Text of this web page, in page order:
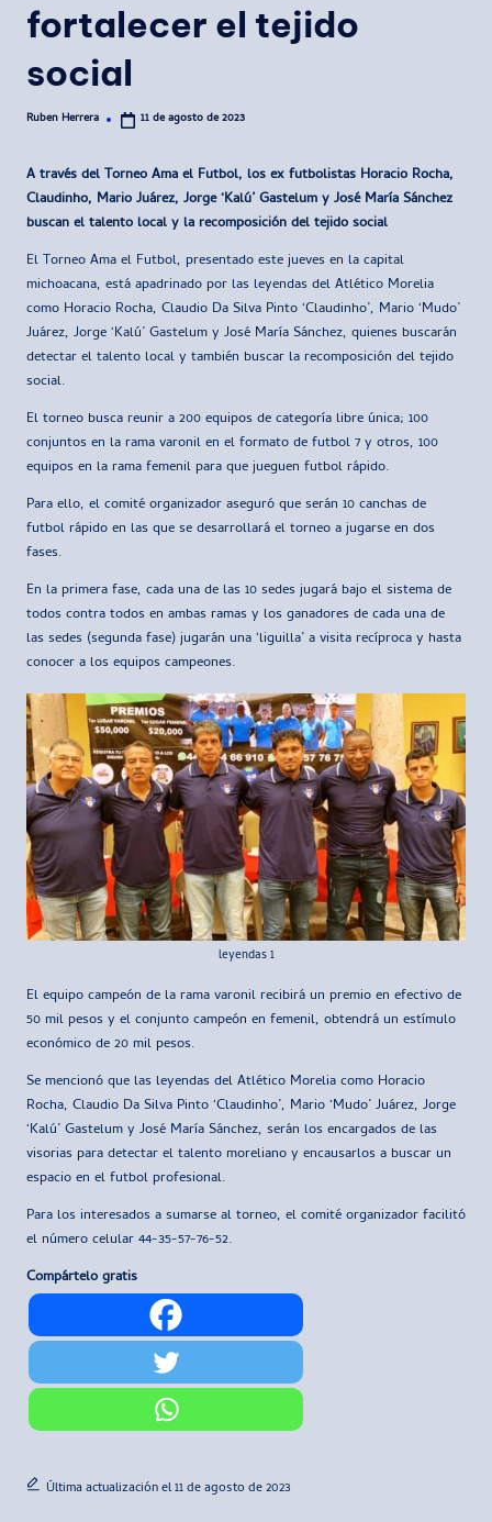
fortalecer el tejido
social
Publicado
Ruben Herrera 11 de agosto de 2023
A través del Torneo Ama el Futbol, los ex futbolistas Horacio Rocha,
Claudinho, Mario Juárez, Jorge ‘Kalú’ Gastelum y José María Sánchez
buscan el talento local y la recomposición del tejido social
El Torneo Ama el Futbol, presentado este jueves en la capital
michoacana, está apadrinado por las leyendas del Atlético Morelia
como Horacio Rocha, Claudio Da Silva Pinto ‘Claudinho’, Mario ‘Mudo’
Juárez, Jorge ‘Kalú’ Gastelum y José María Sánchez, quienes buscarán
detectar el talento local y también buscar la recomposición del tejido
social.
El torneo busca reunir a 200 equipos de categoría libre única; 100
conjuntos en la rama varonil en el formato de futbol 7 y otros, 100
equipos en la rama femenil para que jueguen futbol rápido.
Para ello, el comité organizador aseguró que serán 10 canchas de
futbol rápido en las que se desarrollará el torneo a jugarse en dos
fases.
En la primera fase, cada una de las 10 sedes jugará bajo el sistema de
todos contra todos en ambas ramas y los ganadores de cada una de
las sedes (segunda fase) jugarán una ‘liguilla’ a visita recíproca y hasta
conocer a los equipos campeones.
leyendas 1
El equipo campeón de la rama varonil recibirá un premio en efectivo de
50 mil pesos y el conjunto campeón en femenil, obtendrá un estímulo
económico de 20 mil pesos.
Se mencionó que las leyendas del Atlético Morelia como Horacio
Rocha, Claudio Da Silva Pinto ‘Claudinho’, Mario ‘Mudo’ Juárez, Jorge
‘Kalú’ Gastelum y José María Sánchez, serán los encargados de las
visorias para detectar el talento moreliano y encausarlos a buscar un
espacio en el futbol profesional.
Para los interesados a sumarse al torneo, el comité organizador facilitó
el número celular 44-35-57-76-52.
Compártelo gratis
Última actualización el 11 de agosto de 2023